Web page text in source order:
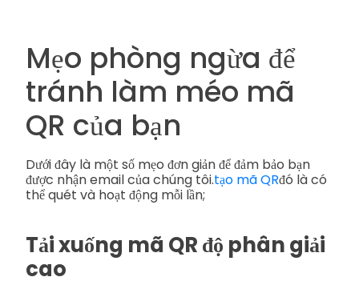
Mẹo phòng ngừa để
tránh làm méo mã
QR của bạn
Dưới đây là một số mẹo đơn giản để đảm bảo bạn
được nhận email của chúng tôi.tạo mã QRđó là có
thể quét và hoạt động mỗi lần;
Tải xuống mã QR độ phân giải
cao